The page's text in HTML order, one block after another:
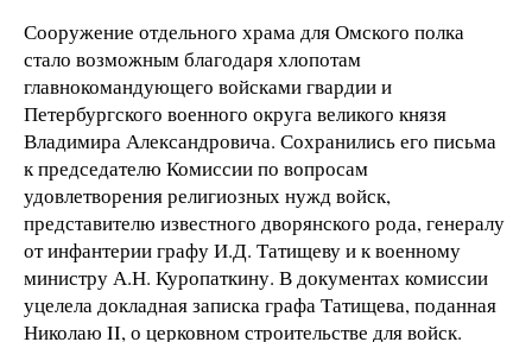
Сооружение отдельного храма для Омского полка
стало возможным благодаря хлопотам
главнокомандующего войсками гвардии и
Петербургского военного округа великого князя
Владимира Александровича. Сохранились его письма
к председателю Комиссии по вопросам
удовлетворения религиозных нужд войск,
представителю известного дворянского рода, генералу
от инфантерии графу И.Д. Татищеву и к военному
министру А.Н. Куропаткину. В документах комиссии
уцелела докладная записка графа Татищева, поданная
Николаю II, о церковном строительстве для войск.